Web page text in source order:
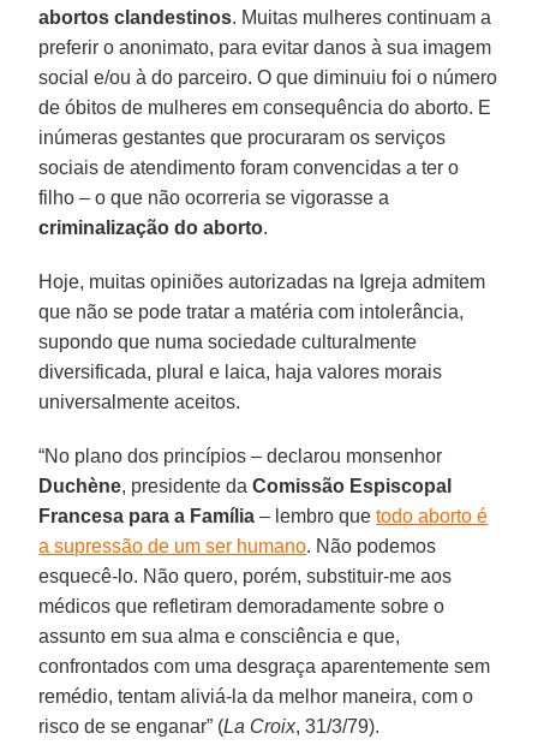
abortos clandestinos. Muitas mulheres continuam a
preferir o anonimato, para evitar danos à sua imagem
social e/ou à do parceiro. O que diminuiu foi o número
de óbitos de mulheres em consequência do aborto. E
inúmeras gestantes que procuraram os serviços
sociais de atendimento foram convencidas a ter o
filho – o que não ocorreria se vigorasse a
criminalização do aborto.
Hoje, muitas opiniões autorizadas na Igreja admitem
que não se pode tratar a matéria com intolerância,
supondo que numa sociedade culturalmente
diversificada, plural e laica, haja valores morais
universalmente aceitos.
“No plano dos princípios – declarou monsenhor
Duchène, presidente daComissão Espiscopal
Francesa para a Família – lembro quetodo aborto é
a supressão de um ser humano. Não podemos
esquecê-lo. Não quero, porém, substituir-me aos
médicos que refletiram demoradamente sobre o
assunto em sua alma e consciência e que,
confrontados com uma desgraça aparentemente sem
remédio, tentam aliviá-la da melhor maneira, com o
risco de se enganar” (La Croix, 31/3/79).